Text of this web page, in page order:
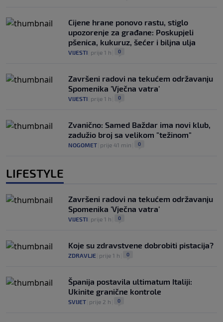
Cijene hrane ponovo rastu, stiglo
upozorenje za građane: Poskupjeli
pšenica, kukuruz, šećer i biljna ulja
VIJESTI prije 1 h 0
Završeni radovi na tekućem održavanju
Spomenika 'Vječna vatra'
VIJESTI prije 1 h 0
Zvanično: Samed Baždar ima novi klub,
zadužio broj sa velikom "težinom"
NOGOMET prije 41 min 0
LIFESTYLE
Završeni radovi na tekućem održavanju
Spomenika 'Vječna vatra'
VIJESTI prije 1 h 0
Koje su zdravstvene dobrobiti pistacija?
ZDRAVLJE prije 1 h 0
Španija postavila ultimatum Italiji:
Ukinite granične kontrole
SVIJET prije 2 h 0